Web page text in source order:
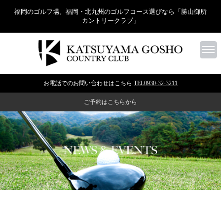
福岡のゴルフ場。福岡・北九州のゴルフコース選びなら「勝山御所
カントリークラブ」
お電話でのお問い合わせはこちら TEL0930-32-3211
ご予約はこちらから